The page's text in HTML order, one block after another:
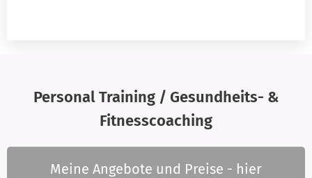
Personal Training / Gesundheits- &
Fitnesscoaching
Meine Angebote und Preise - hier